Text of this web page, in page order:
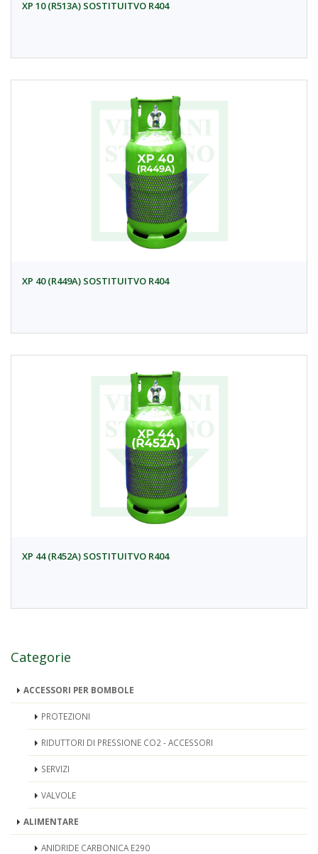
XP 10 (R513A) SOSTITUITVO R404
XP 40 (R449A) SOSTITUITVO R404
XP 44 (R452A) SOSTITUITVO R404
Categorie
ACCESSORI PER BOMBOLE
PROTEZIONI
RIDUTTORI DI PRESSIONE CO2 - ACCESSORI
SERVIZI
VALVOLE
ALIMENTARE
ANIDRIDE CARBONICA E290